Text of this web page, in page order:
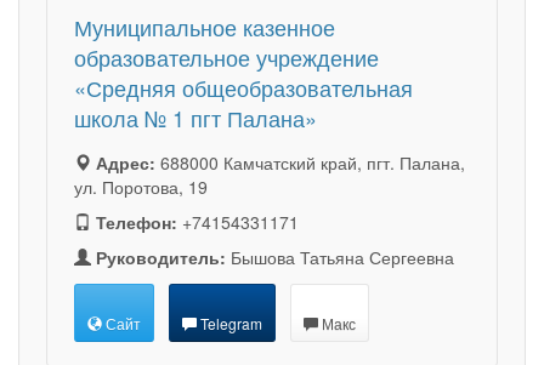
Муниципальное казенное
образовательное учреждение
«Средняя общеобразовательная
школа № 1 пгт Палана»
Адрес: 688000 Камчатский край, пгт. Палана,
ул. Поротова, 19
Телефон: +74154331171
Руководитель: Бышова Татьяна Сергеевна
Сайт Telegram Макс